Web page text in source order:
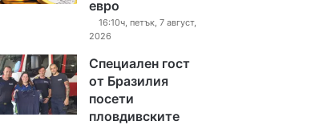
евро
16:10ч, петък, 7 август,
2026
Специален гост
от Бразилия
посети
пловдивските